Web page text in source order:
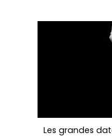
Les grandes